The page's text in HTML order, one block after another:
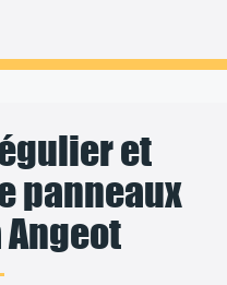
et
panneaux